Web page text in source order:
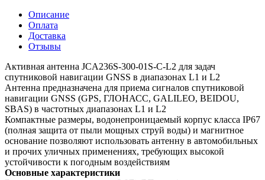
Описание
Оплата
Доставка
Отзывы
Активная антенна JCA236S-300-01S-C-L2 для задач
спутниковой навигации GNSS в диапазонах L1 и L2
Антенна предназначена для приема сигналов спутниковой
навигации GNSS (GPS, ГЛОНАСС, GALILEO, BEIDOU,
SBAS) в частотных диапазонах L1 и L2
Компактные размеры, водонепроницаемый корпус класса IP67
(полная защита от пыли мощных струй воды) и магнитное
основание позволяют использовать антенну в автомобильных
и прочих уличных применениях, требующих высокой
устойчивости к погодным воздействиям
Основные характеристики